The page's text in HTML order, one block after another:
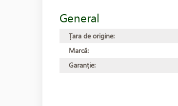
General
Țara de origine:
Marcă:
Garanție: